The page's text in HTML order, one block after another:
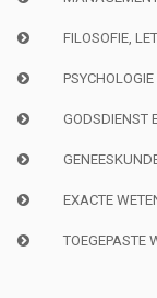
FILOSOFIE,
GODSDIENST
EXACTE
TOEGEPASTE